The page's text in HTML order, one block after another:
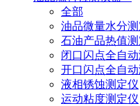
全部
油品微量水分
石油产品热值
闭口闪点全自
开口闪点全自
液相锈蚀测定仪
运动粘度测定仪